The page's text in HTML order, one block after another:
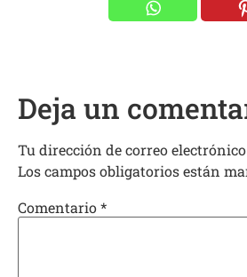
Deja un
Tu dirección de correo
Los campos obligatorios están
Comentario*